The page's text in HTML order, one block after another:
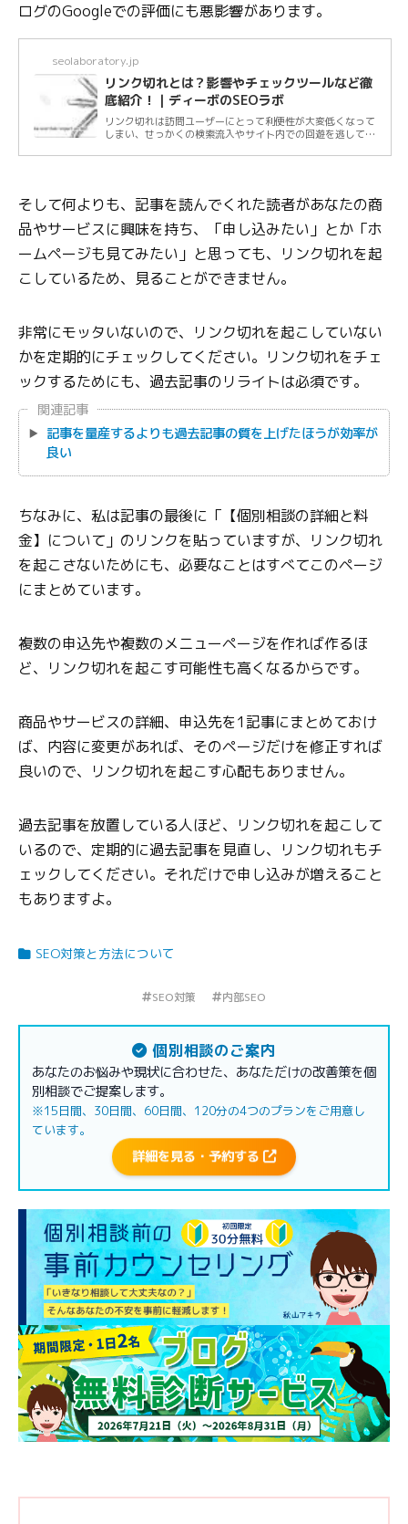
ログのGoogleでの評価にも悪影響があります。
seolaboratory.jp
リンク切れとは？影響やチェックツールなど徹
底紹介！｜ディーボのSEOラボ
リンク切れは訪問ユーザーにとって利便性が大変低くなって
しまい、せっかくの検索流入やサイト内での回遊を逃してし
そして何よりも、記事を読んでくれた読者があなたの商
品やサービスに興味を持ち、「申し込みたい」とか「ホ
ームページも見てみたい」と思っても、リンク切れを起
こしているため、見ることができません。
非常にモッタいないので、リンク切れを起こしていない
かを定期的にチェックしてください。リンク切れをチェ
ックするためにも、過去記事のリライトは必須です。
関連記事
記事を量産するよりも過去記事の質を上げたほうが効率が
良い
ちなみに、私は記事の最後に「【個別相談の詳細と料
金】について」のリンクを貼っていますが、リンク切れ
を起こさないためにも、必要なことはすべてこのページ
にまとめています。
複数の申込先や複数のメニューページを作れば作るほ
ど、リンク切れを起こす可能性も高くなるからです。
商品やサービスの詳細、申込先を1記事にまとめておけ
ば、内容に変更があれば、そのページだけを修正すれば
良いので、リンク切れを起こす心配もありません。
過去記事を放置している人ほど、リンク切れを起こして
いるので、定期的に過去記事を見直し、リンク切れもチ
ェックしてください。それだけで申し込みが増えること
もありますよ。
SEO対策と方法について
SEO対策 内部SEO
個別相談のご案内
あなたのお悩みや現状に合わせた、あなただけの改善策を個
別相談でご提案します。
※15日間、30日間、60日間、120分の4つのプランをご用意し
ています。
詳細を見る・予約する